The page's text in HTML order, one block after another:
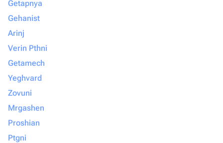
Getapnya
Gehanist
Arinj
Verin Pthni
Getamech
Yeghvard
Zovuni
Mrgashen
Proshian
Ptgni